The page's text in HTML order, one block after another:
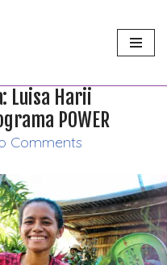
Luisa Harii
POWER
Comments